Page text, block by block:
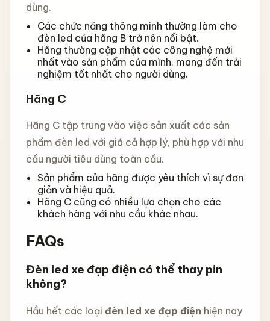
dùng.
Các chức năng thông minh thường làm cho
đèn led của hãng B trở nên nổi bật.
Hãng thường cập nhật các công nghệ mới
nhất vào sản phẩm của mình, mang đến trải
nghiệm tốt nhất cho người dùng.
Hãng C
Hãng C tập trung vào việc sản xuất các sản
phẩm đèn led với giá cả hợp lý, phù hợp với nhu
cầu người tiêu dùng toàn cầu.
Sản phẩm của hãng được yêu thích vì sự đơn
giản và hiệu quả.
Hãng C cũng có nhiều lựa chọn cho các
khách hàng với nhu cầu khác nhau.
FAQs
Đèn led xe đạp điện có thể thay pin
không?
Hầu hết các loại đèn led xe đạp điện hiện nay